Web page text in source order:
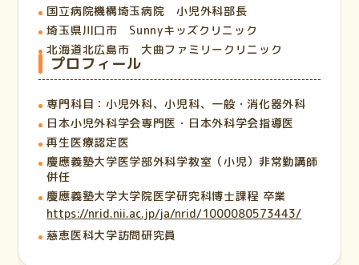
国立病院機構埼玉病院 小児外科部長
埼玉県川口市 Sunnyキッズクリニック
北海道北広島市 大曲ファミリークリニック
プロフィール
専門科目：小児外科、小児科、一般・消化器外科
日本小児外科学会専門医・日本外科学会指導医
再生医療認定医
慶應義塾大学医学部外科学教室（小児）非常勤講師
併任
慶應義塾大学大学院医学研究科博士課程 卒業
https://nrid.nii.ac.jp/ja/nrid/1000080573443/
慈恵医科大学訪問研究員